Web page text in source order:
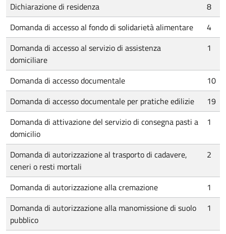
Dichiarazione di residenza
8
Domanda di accesso al fondo di solidarietà alimentare
4
Domanda di accesso al servizio di assistenza
domiciliare
1
Domanda di accesso documentale
10
Domanda di accesso documentale per pratiche edilizie
19
Domanda di attivazione del servizio di consegna pasti a
domicilio
1
Domanda di autorizzazione al trasporto di cadavere,
ceneri o resti mortali
2
Domanda di autorizzazione alla cremazione
1
Domanda di autorizzazione alla manomissione di suolo
pubblico
1